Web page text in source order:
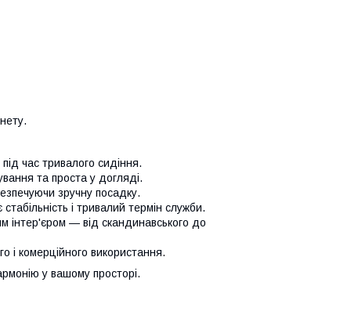
час тривалого сидіння.
та проста у догляді.
зручну посадку.
і тривалий термін служби.
інтер'єром — від скандинавського до
і комерційного використання.
у вашому просторі.